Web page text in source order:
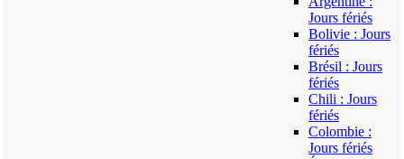
Jours fériés
Bolivie : Jours
fériés
Brésil : Jours
fériés
Chili : Jours
fériés
Colombie :
Jours fériés